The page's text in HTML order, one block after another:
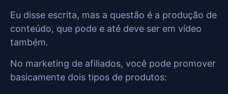
Eu disse escrita, mas a questão é a produção de
conteúdo, que pode e até deve ser em vídeo
também.
No marketing de afiliados, você pode promover
basicamente dois tipos de produtos: